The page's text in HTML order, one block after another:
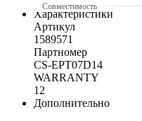
Совместимость
Характеристики
Артикул
1589571
Партномер
CS-EPT07D14
WARRANTY
12
Дополнительно